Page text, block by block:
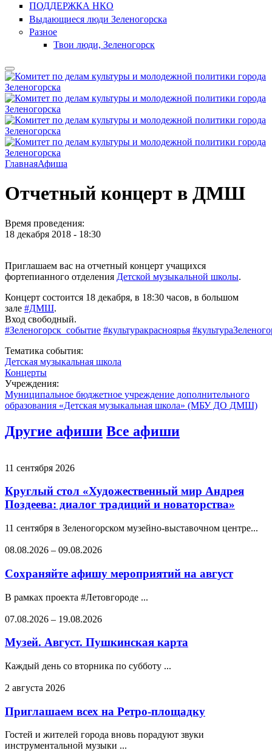
ПОДДЕРЖКА НКО
Выдающиеся люди Зеленогорска
Разное
Твои люди, Зеленогорск
ГлавнаяАфиша
Отчетный концерт в ДМШ
Время проведения:
18 декабря 2018 - 18:30
Приглашаем вас на отчетный концерт учащихся
фортепианного отделения Детской музыкальной школы.
Концерт состоится 18 декабря, в 18:30 часов, в большом
зале #ДМШ.
Вход свободный.
#Зеленогорск_событие #культуракрасноярья
Тематика события:
Детская музыкальная школа
Концерты
Учреждения:
Муниципальное бюджетное учреждение дополнительного
образования «Детская музыкальная школа» (МБУ ДО ДМШ)
Другие афиши Все афиши
11 сентября 2026
Круглый стол «Художественный мир Андрея
Поздеева: диалог традиций и новаторства»
11 сентября в Зеленогорском музейно-выставочном центре...
08.08.2026 – 09.08.2026
Сохраняйте афишу мероприятий на август
В рамках проекта #Летовгороде ...
07.08.2026 – 19.08.2026
Музей. Август. Пушкинская карта
Каждый день со вторника по субботу ...
2 августа 2026
Приглашаем всех на Ретро-площадку
Гостей и жителей города вновь порадуют звуки
инструментальной музыки ...